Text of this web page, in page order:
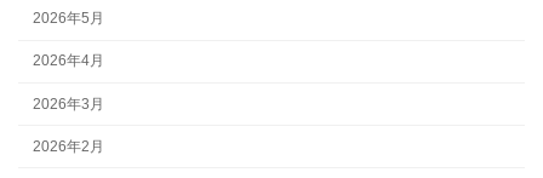
2026年5月
2026年4月
2026年3月
2026年2月